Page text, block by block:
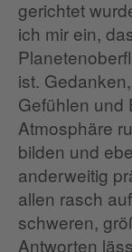
gerichtet
ich mir ein,
ist.
Gefühlen und
Atmosphäre
bilden und
anderweitig
allen rasch
schweren,
Antworten